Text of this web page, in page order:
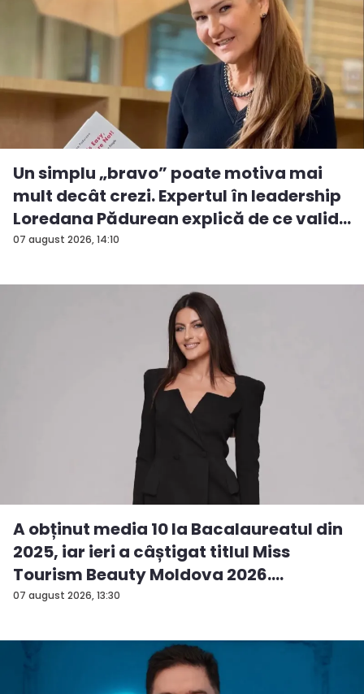
07 august 2026, 14:10
Un simplu „bravo” poate motiva mai
mult decât crezi. Expertul în leadership
Loredana Pădurean explică de ce valid...
07 august 2026, 13:30
A obținut media 10 la Bacalaureatul din
2025, iar ieri a câștigat titlul Miss
Tourism Beauty Moldova 2026.
Andreea...